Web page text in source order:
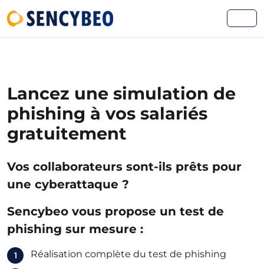
Lancez une simulation de
phishing à vos salariés
gratuitement
Vos collaborateurs sont-ils prêts pour
une cyberattaque ?
Sencybeo vous propose un test de
phishing sur mesure :
Réalisation complète du test de phishing